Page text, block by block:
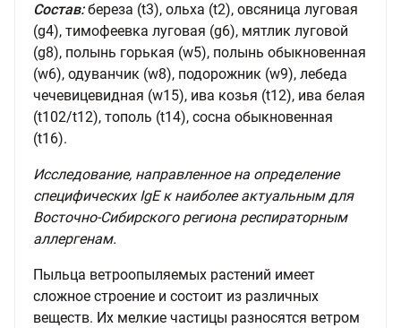
Состав:береза (t3), ольха (t2), овсяница луговая
(g4), тимофеевка луговая (g6), мятлик луговой
(g8), полынь горькая (w5), полынь обыкновенная
(w6), одуванчик (w8), подорожник (w9), лебеда
чечевицевидная (w15), ива козья (t12), ива белая
(t102/t12), тополь (t14), сосна обыкновенная
(t16).
Исследование, направленное на определение
специфических IgE к наиболее актуальным для
Восточно-Сибирского региона респираторным
аллергенам.
Пыльца ветроопыляемых растений имеет
сложное строение и состоит из различных
веществ. Их мелкие частицы разносятся ветром